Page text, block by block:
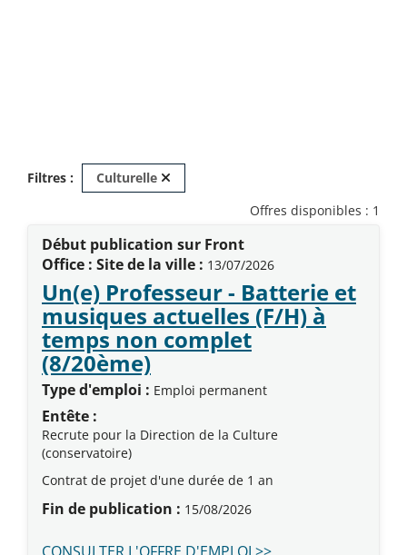
Filtres : Culturelle
Offres disponibles : 1
Début publication sur Front
Office : Site de la ville : 13/07/2026
Un(e) Professeur - Batterie et
musiques actuelles (F/H) à
temps non complet
(8/20ème)(Nouvelle fenêtre)
Type d'emploi : Emploi permanent
Entête :
Recrute pour la Direction de la Culture
(conservatoire)
Contrat de projet d'une durée de 1 an
Fin de publication : 15/08/2026
CONSULTER L'OFFRE D'EMPLOI >>